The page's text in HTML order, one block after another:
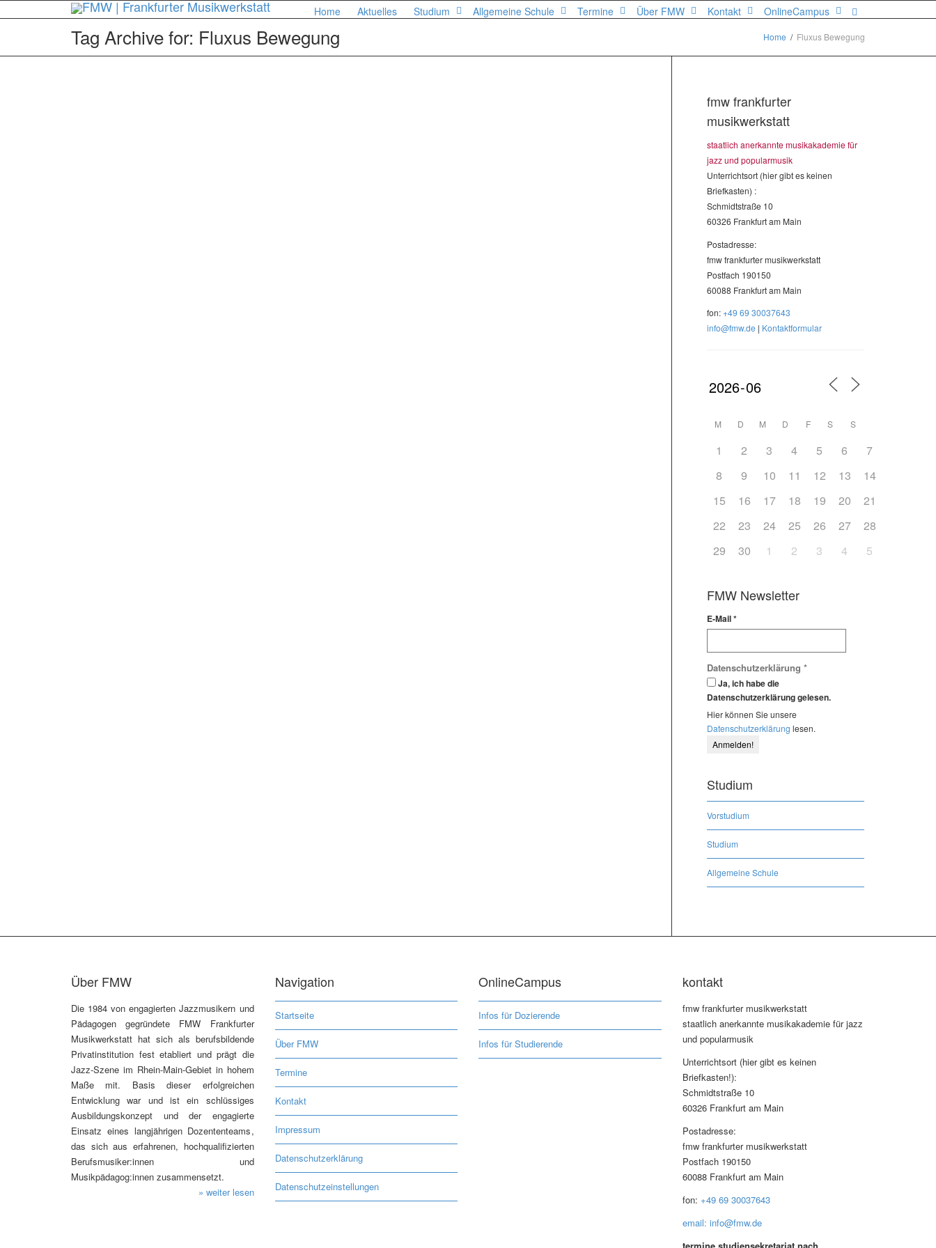
Home Aktuelles Studium Allgemeine Schule Termine Über FMW Kontakt OnlineCampus
Tag Archive for: Fluxus Bewegung Home Fluxus Bewegung
fmw frankfurter
musikwerkstatt
staatlich anerkannte musikakademie für
jazz und popularmusik
Unterrichtsort (hier gibt es keinen
Briefkasten) :
Schmidtstraße 10
60326 Frankfurt am Main
Postadresse:
fmw frankfurter musikwerkstatt
Postfach 190150
60088 Frankfurt am Main
fon:+49 69 30037643
info@fmw.de| Kontaktformular
M D M D F S S
1 2 3 4 5 6
7
8
9 10 11 12 13
14
15
16 17 18 19 20
21
22
23 24 25 26 27
28
29
30 1 2 3 4 5
FMW Newsletter
E-Mail*
Datenschutzerklärung *
Ja, ich habe die
Datenschutzerklärung gelesen.
Hier können Sie unsere
Datenschutzerklärung lesen.
Studium
Vorstudium
Studium
Allgemeine Schule
Über FMW
Die 1984 von engagierten Jazzmusikern und
Pädagogen gegründete FMW Frankfurter
Musikwerkstatt hat sich als berufsbildende
Privatinstitution fest etabliert und prägt die
Jazz-Szene im Rhein-Main-Gebiet in hohem
Maße mit. Basis dieser erfolgreichen
Entwicklung war und ist ein schlüssiges
Ausbildungskonzept und der engagierte
Einsatz eines langjährigen Dozententeams,
das sich aus erfahrenen, hochqualifizierten
Berufsmusiker:innen und
Musikpädagog:innen zusammensetzt.
» weiter lesen
Navigation
Startseite
Über FMW
Termine
Kontakt
Impressum
Datenschutzerklärung
Datenschutzeinstellungen
OnlineCampus
Infos für Dozierende
Infos für Studierende
kontakt
fmw frankfurter musikwerkstatt
staatlich anerkannte musikakademie für jazz
und popularmusik
Unterrichtsort (hier gibt es keinen
Briefkasten!):
Schmidtstraße 10
60326 Frankfurt am Main
Postadresse:
fmw frankfurter musikwerkstatt
Postfach 190150
60088 Frankfurt am Main
fon: +49 69 30037643
email: info@fmw.de